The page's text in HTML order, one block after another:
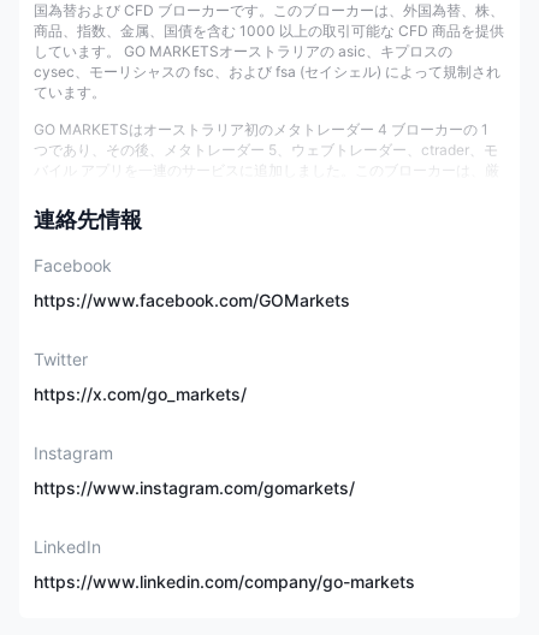
国為替および CFD ブローカーです。このブローカーは、外国為替、株、
商品、指数、金属、国債を含む 1000 以上の取引可能な CFD 商品を提供
しています。 GO MARKETSオーストラリアの asic、キプロスの
cysec、モーリシャスの fsc、および fsa (セイシェル) によって規制され
ています。
GO MARKETSはオーストラリア初のメタトレーダー 4 ブローカーの 1
つであり、その後、メタトレーダー 5、ウェブトレーダー、ctrader、モ
バイル アプリを一連のサービスに追加しました。このブローカーは、厳
す。
市場手段
外国為替CFD、株式CFD、指数
CFD、暗号通貨CFD、商品CFD
連絡先情報
Facebook
https://www.facebook.com/GOMarkets
Twitter
https://x.com/go_markets/
Instagram
https://www.instagram.com/gomarkets/
LinkedIn
https://www.linkedin.com/company/go-markets